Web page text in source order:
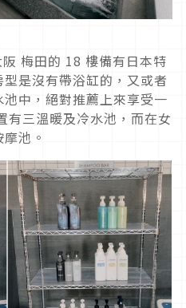
梅田的 18 樓備有日本特
是沒有帶浴缸的，又或者
中，絕對推薦上來享受一
有三溫暖及冷水池，而在女
池。